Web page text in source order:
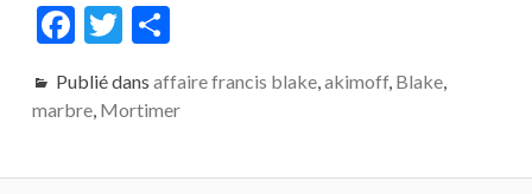
F
e
o
T
itt
P
ta
er
Publié dans affaire francis blake,akimoff, Blake,
marbre, Mortimer